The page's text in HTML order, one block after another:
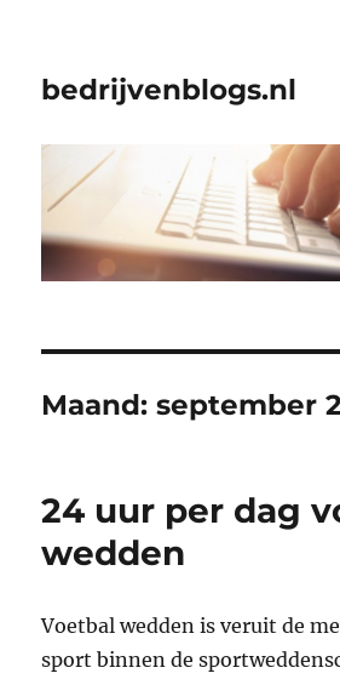
bedrijvenblogs.nl
Maand:september
24 uur per dag
wedden
Voetbal wedden is veruit de
sport binnen de